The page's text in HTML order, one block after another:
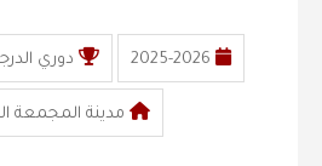
2025-2026 دوري
مدينة المجمعة